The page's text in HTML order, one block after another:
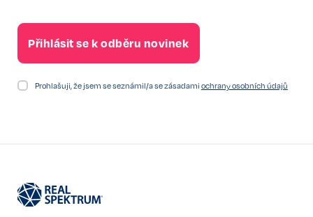
Prohlašuji, že jsem se seznámil/a se zásadami ochrany osobních údajů